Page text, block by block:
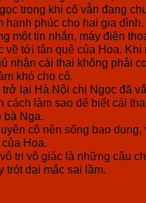
trong khi cô vẫn đang
phúc cho hai gia
một tin nhắn, máy điện
tới tận quê của Hoa.
nhận cái thai không phải
khó cho cô.
lại Hà Nội chị Ngọc đã
làm sao để biết cái
bà Nga.
cô nên sống bao
Hoa.
tri vô giác là những câu
trót dại mắc sai lầm.